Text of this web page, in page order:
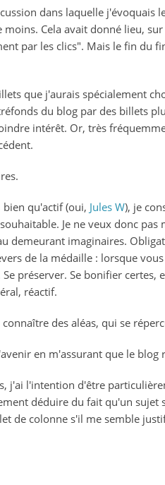
dans laquelle j'évoquais
Cela avait donné lieu,
par les clics". Mais le fin du
que j'aurais spécialement
du blog par des billets
intérêt. Or, très
qu'actif (oui, Jules W), je
Je ne veux donc
demeurant imaginaires.
de la médaille : lorsque
préserver. Se bonifier certes,
réactif.
des aléas, qui se
en m'assurant que le
j'ai l'intention d'être
déduire du fait qu'un
de colonne s'il me semble